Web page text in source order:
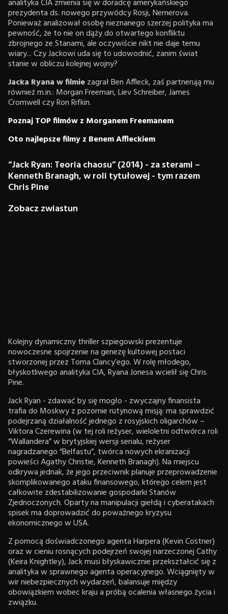
analityka CIA zmienia się w doradcę amerykańskiego
prezydenta ds. nowego przywódcy Rosji, Nemerova.
Ponieważ analizował osobę nieznanego szerzej polityka ma
pewność, że to nie on dąży do otwartego konfliktu
zbrojnego ze Stanami, ale oczywiście nikt nie daje temu
wiary... Czy Jackowi uda się to udowodnić, zanim świat
stanie w obliczu kolejnej wojny?
Jacka Ryana w filmiezagrał Ben Affleck, zaś partnerują mu
również m.in.: Morgan Freeman, Liev Schreiber, James
Cromwell czy Ron Rifkin.
Poznaj TOP filmów z Morganem Freemanem
Oto najlepsze filmy z Benem Affleckiem
“Jack Ryan: Teoria chaosu” (2014) - za sterami –
Kenneth Branagh, w roli tytułowej - tym razem
Chris Pine
Zobacz zwiastun
Kolejny dynamiczny thriller szpiegowski prezentuje
nowoczesne spojrzenie na genezę kultowej postaci
stworzonej przez Toma Clancy’ego. W rolę młodego,
błyskotliwego analityka CIA, Ryana Jonesa wcielił się Chris
Pine.
Jack Ryan - zdawać by się mogło - zwyczajny finansista
trafia do Moskwy z pozornie rutynową misją: ma sprawdzić
podejrzaną działalność jednego z rosyjskich oligarchów –
Viktora Czerewina (w tej roli reżyser, wieloletni odtwórca roli
“Wallandera” w brytyjskiej wersji serialu, reżyser
nagradzanego “Belfastu”, twórca nowych ekranizacji
powieści Agathy Christie, Kenneth Branagh). Na miejscu
odkrywa jednak, że jego przeciwnik planuje przeprowadzenie
skomplikowanego ataku finansowego, którego celem jest
całkowite zdestabilizowanie gospodarki Stanów
Zjednoczonych. Oparty na manipulacji giełdą i cyberatakach
spisek ma doprowadzić do poważnego kryzysu
ekonomicznego w USA.
Z pomocą doświadczonego agenta Harpera (Kevin Costner)
oraz w cieniu rosnących podejrzeń swojej narzeczonej Cathy
(Keira Knightley), Jack musi błyskawicznie przekształcić się z
analityka w sprawnego agenta operacyjnego. Wciągnięty w
wir niebezpiecznych wydarzeń, balansuje między
obowiązkiem wobec kraju a próbą ocalenia własnego życia i
związku.